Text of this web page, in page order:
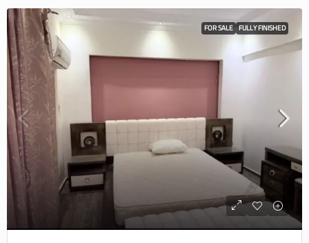
FOR SALE FULLY FINISHED